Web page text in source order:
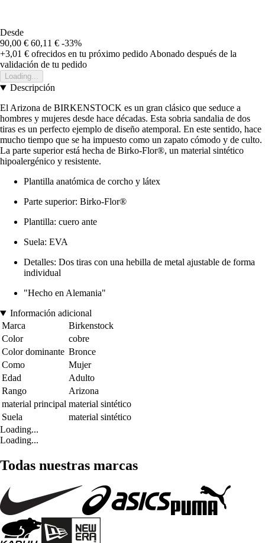
Desde
90,00 € 60,11 € -33%
+3,01 € ofrecidos en tu próximo pedido Abonado después de la
validación de tu pedido
Loading...
Descripción
El Arizona de BIRKENSTOCK es un gran clásico que seduce a
hombres y mujeres desde hace décadas. Esta sobria sandalia de dos
tiras es un perfecto ejemplo de diseño atemporal. En este sentido, hace
mucho tiempo que se ha impuesto como un zapato cómodo y de culto.
La parte superior está hecha de Birko-Flor®, un material sintético
hipoalergénico y resistente.
Plantilla anatómica de corcho y látex
Parte superior: Birko-Flor®
Plantilla: cuero ante
Suela: EVA
Detalles: Dos tiras con una hebilla de metal ajustable de forma
individual
"Hecho en Alemania"
Información adicional
Marca
Birkenstock
Color
cobre
Color dominante Bronce
Como
Mujer
Edad
Adulto
Rango
Arizona
material principal material sintético
Suela
material sintético
Loading...
Loading...
Todas nuestras marcas